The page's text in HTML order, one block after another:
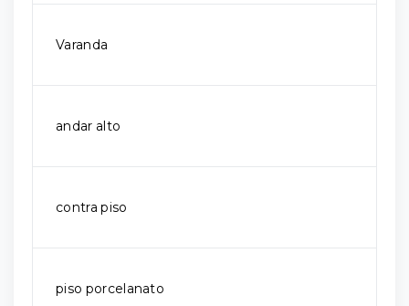
Varanda
andar alto
contra piso
piso porcelanato